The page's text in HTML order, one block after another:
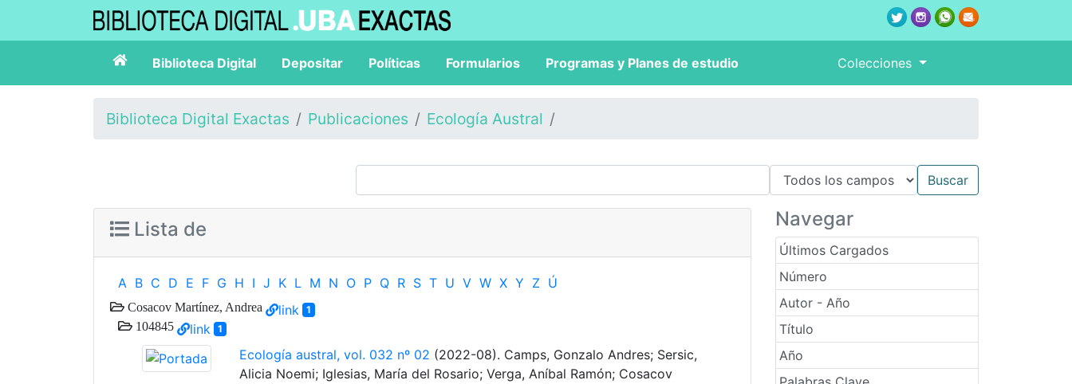
Biblioteca Digital Depositar Políticas Formularios Programas y Planes de estudio Colecciones
Biblioteca Digital Exactas Publicaciones Ecología Austral
Navegar
Últimos Cargados
Número
Autor - Año
Título
Año
Lista de
A B C D E F G H I J K L M N O P Q R S T U V W X Y Z Ú
Cosacov Martínez, Andrea link 1
104845 link 1
Ecología austral, vol. 032 nº 02 (2022-08). Camps, Gonzalo Andres; Sersic,
Alicia Noemi; Iglesias, María del Rosario; Verga, Aníbal Ramón; Cosacov